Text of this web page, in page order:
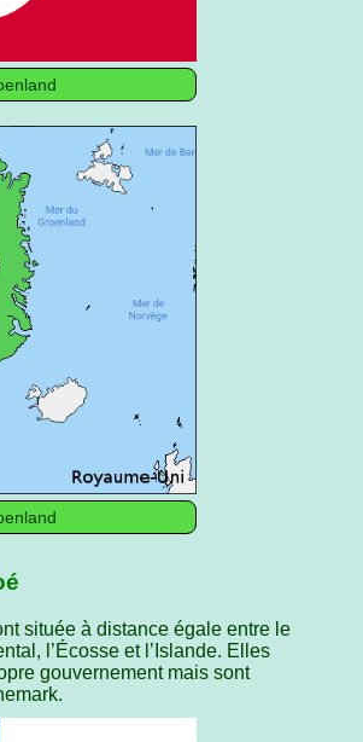
située à distance égale entre le
l’Écosse et l’Islande. Elles
gouvernement mais sont